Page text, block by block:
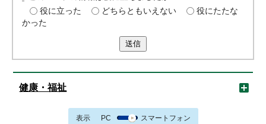
役に立った
どちらともいえない
役にたたな
かった
送信
健康・福祉
表示 PC スマートフォン